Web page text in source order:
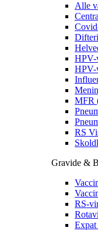
Alle
HPV-
HPV-
MFR
RS
Gravide &
RS-